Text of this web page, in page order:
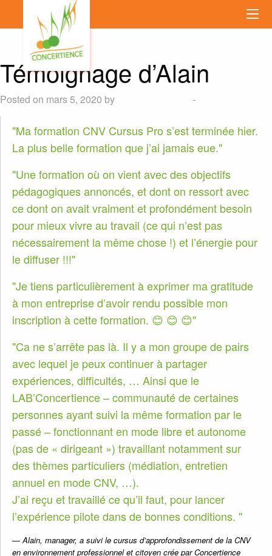
Témoignage d’Alain
Posted on mars 5, 2020 by -
Ma formation CNV Cursus Pro s’est terminée hier.
La plus belle formation que j’ai jamais eue.
Une formation où on vient avec des objectifs
pédagogiques annoncés, et dont on ressort avec
ce dont on avait vraiment et profondément besoin
pour mieux vivre au travail (ce qui n’est pas
nécessairement la même chose !) et l’énergie pour
le diffuser !!!
Je tiens particulièrement à exprimer ma gratitude
à mon entreprise d’avoir rendu possible mon
inscription à cette formation. 😊 😊 😊
Ca ne s’arrête pas là. Il y a mon groupe de pairs
avec lequel je peux continuer à partager
expériences, difficultés, … Ainsi que le
LAB’Concertience – communauté de certaines
personnes ayant suivi la même formation par le
passé – fonctionnant en mode libre et autonome
(pas de « dirigeant ») travaillant notamment sur
des thèmes particuliers (médiation, entretien
annuel en mode CNV, …).
J’ai reçu et travaillé ce qu’il faut, pour lancer
l’expérience pilote dans de bonnes conditions.
Alain, manager, a suivi le cursus d’approfondissement de la CNV
en environnement professionnel et citoyen crée par Concertience